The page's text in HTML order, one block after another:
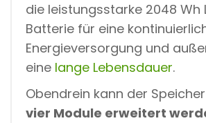
die leistungsstarke 2048 Wh
Batterie für eine
Energieversorgung und
eine lange Lebensdauer.
Obendrein kann der
vier Module erweitert